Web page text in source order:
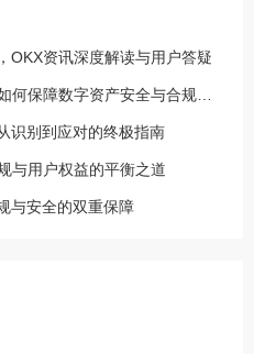
OKX资讯深度解读与用户答疑
识别到应对的终极指南
与用户权益的平衡之道
与安全的双重保障